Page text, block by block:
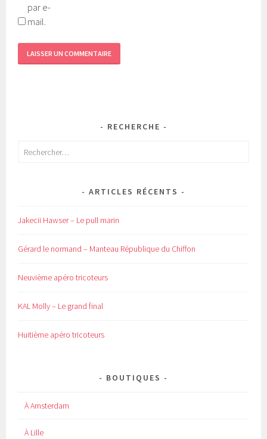
par e-
mail.
RECHERCHE
Rechercher :
ARTICLES RÉCENTS
Jakecii Hawser – Le pull marin
Gérard le normand – Manteau République du Chiffon
Neuvième apéro tricoteurs
KAL Molly – Le grand final
Huitième apéro tricoteurs
BOUTIQUES
À Amsterdam
À Lille